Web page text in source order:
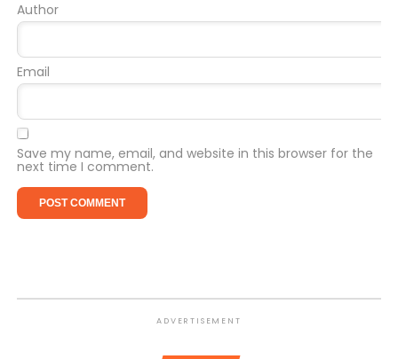
Author
Email
Save my name, email, and website in this browser for the
next time I comment.
ADVERTISEMENT